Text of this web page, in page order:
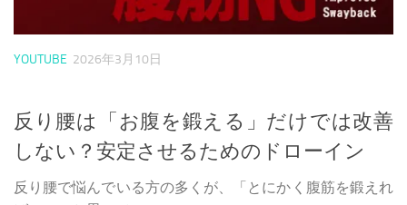
YOUTUBE 2026年3月10日
反り腰は「お腹を鍛える」だけでは改善
しない？安定させるためのドローイン
反り腰で悩んでいる方の多くが、「とにかく腹筋を鍛えれ